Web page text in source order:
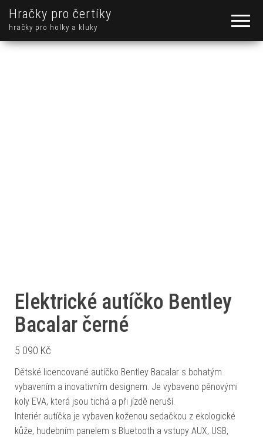
Hračky pro čertíky
hračky pro holky a kluky
Elektrické autíčko Bentley
Bacalar černé
5 090 Kč
Dětské licencované autíčko Bentley Bacalar s bohatým
vybavením a inovativním designem. Je vybaveno pěnovými
koly EVA, která jsou tichá a při jízdě neruší.
Interiér autíčka je vybaven koženou sedačkou z ekologické
kůže, hudebním panelem s Bluetooth a vstupy AUX, USB,